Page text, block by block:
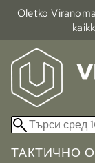
Oletko
ТАКТИЧНО